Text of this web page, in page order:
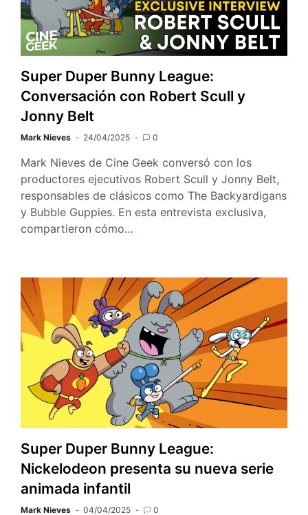
Super Duper Bunny League:
Conversación con Robert Scull y
Jonny Belt
Mark Nieves 24/04/2025 0
Mark Nieves de Cine Geek conversó con los
productores ejecutivos Robert Scull y Jonny Belt,
responsables de clásicos como The Backyardigans
y Bubble Guppies. En esta entrevista exclusiva,
compartieron cómo…
Super Duper Bunny League:
Nickelodeon presenta su nueva serie
animada infantil
Mark Nieves 04/04/2025 0